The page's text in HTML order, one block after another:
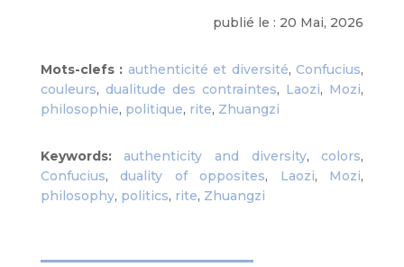
publié le : 20 Mai, 2026
Mots-clefs : authenticité et diversité,Confucius,
couleurs, dualitude des contraintes, Laozi, Mozi,
philosophie, politique, rite, Zhuangzi
Keywords:authenticity and diversity, colors,
Confucius, duality of opposites, Laozi, Mozi,
philosophy, politics, rite, Zhuangzi